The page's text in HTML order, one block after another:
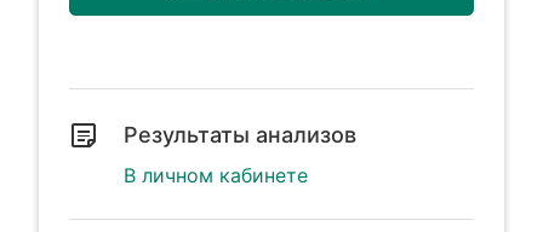
Результаты анализов
В личном кабинете